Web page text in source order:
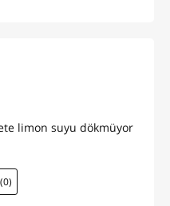
limon suyu dökmüyor